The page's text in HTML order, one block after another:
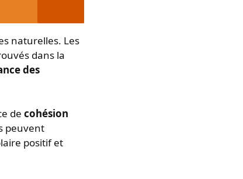
naturelles. Les
dans la
des
de cohésion
peuvent
positif et